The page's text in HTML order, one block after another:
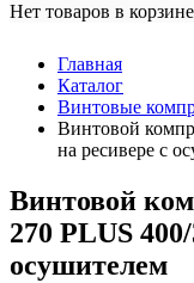
Нет товаров в
Главная
Каталог
Винтовые
Винтовой
на ресивере с
Винтовой
270 PLUS
осушителем